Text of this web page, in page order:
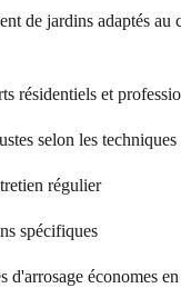
de jardins adaptés au
résidentiels et
selon les
régulier
spécifiques
d'arrosage économes